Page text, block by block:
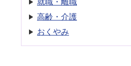
高齢・介護
おくやみ